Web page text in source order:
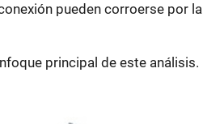
pueden corroerse por la
principal de este análisis.